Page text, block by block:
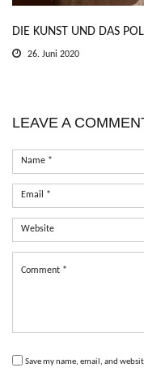
DIE KUNST UND DAS
26. Juni 2020
LEAVE A
Save my name, email, and